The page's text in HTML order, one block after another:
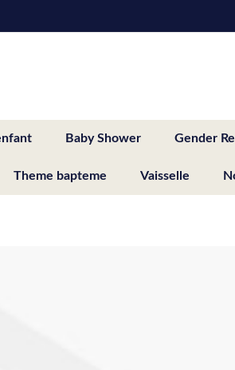
Baby Shower Gender
Theme bapteme Vaisselle